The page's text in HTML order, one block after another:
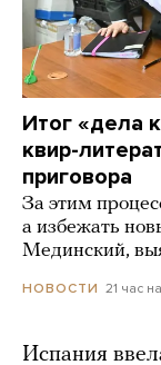
Итог «дела
квир-
приговора
За этим
а избежать
Мединский,
НОВОСТИ 21 час
Испания